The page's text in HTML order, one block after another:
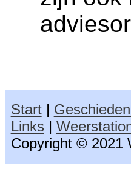
Start|
Links |
Copyright © 2021